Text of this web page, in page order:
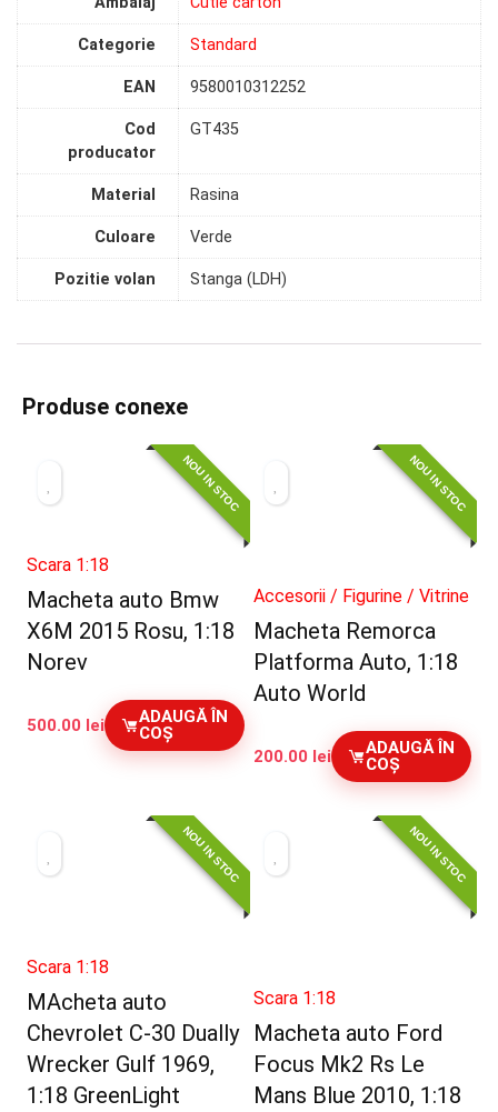
Categorie Standard
EAN 9580010312252
Cod
producator
GT435
Material Rasina
Culoare Verde
Pozitie volan Stanga (LDH)
Produse conexe
NOU IN STOC
Scara 1:18
Macheta auto Bmw
X6M 2015 Rosu, 1:18
Norev
500.00 lei
ADAUGĂ ÎN
COȘ
NOU IN STOC
Accesorii / Figurine / Vitrine
Macheta Remorca
Platforma Auto, 1:18
Auto World
200.00 lei
ADAUGĂ ÎN
COȘ
NOU IN STOC
Scara 1:18
MAcheta auto
Chevrolet C-30 Dually
Wrecker Gulf 1969,
1:18 GreenLight
NOU IN STOC
Scara 1:18
Macheta auto Ford
Focus Mk2 Rs Le
Mans Blue 2010, 1:18